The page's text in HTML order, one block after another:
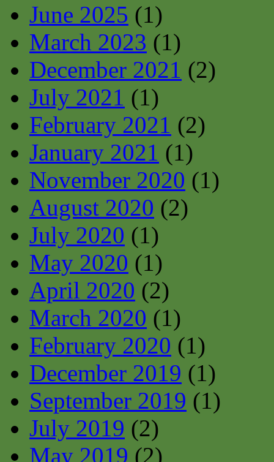
June 2025 (1)
March 2023 (1)
December 2021 (2)
July 2021 (1)
February 2021 (2)
January 2021 (1)
November 2020 (1)
August 2020 (2)
July 2020 (1)
May 2020 (1)
April 2020 (2)
March 2020 (1)
February 2020 (1)
December 2019 (1)
September 2019 (1)
July 2019 (2)
May 2019 (2)